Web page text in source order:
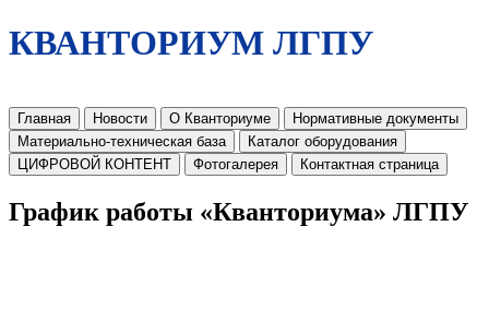
КВАНТОРИУМ ЛГПУ
Главная Новости О Кванториуме
Нормативные документы
Материально-техническая база
Каталог оборудования
ЦИФРОВОЙ КОНТЕНТ
Фотогалерея Контактная страница
График работы «Кванториума» ЛГПУ